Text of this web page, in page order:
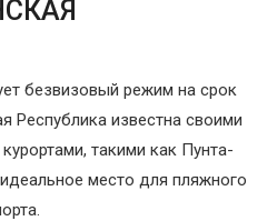
безвизовый режим на срок
Республика известна своими
такими как Пунта-
место для пляжного